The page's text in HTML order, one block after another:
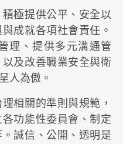
極提供公平、安全以
成就各項社會責任。
理、提供多元溝通管
及改善職業安全與衛
人為傲。
相關的準則與規範，
功能性委員會、制定
誠信、公開、透明是